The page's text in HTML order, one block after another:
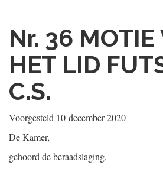
Nr. 36 MOTIE
HET LID
C.S.
Voorgesteld 10 december 2020
De Kamer,
gehoord de beraadslaging,